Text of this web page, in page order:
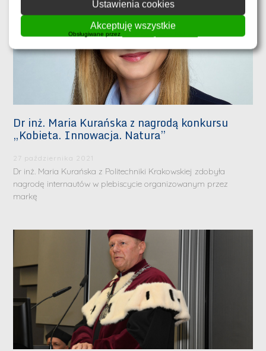
Dr inż. Maria Kurańska z nagrodą konkursu
„Kobieta. Innowacja. Natura”
27 października 2021
Dr inż. Maria Kurańska z Politechniki Krakowskiej zdobyła
nagrodę internautów w plebiscycie organizowanym przez
markę
Ustawienia cookies
Akceptuję wszystkie
Obsługiwane przez WPLP Compliance Platform